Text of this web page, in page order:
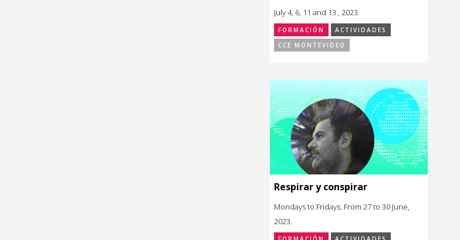
July 4, 6, 11 and 13 , 2023.
FORMACIÓN
ACTIVIDADES
CCE MONTEVIDEO
Respirar y conspirar
Mondays to Fridays. From 27 to 30 June,
2023.